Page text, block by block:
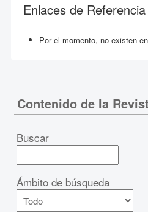
Enlaces de Referencia
Por el momento, no existen
Contenido de la
Buscar
Ámbito de búsqueda